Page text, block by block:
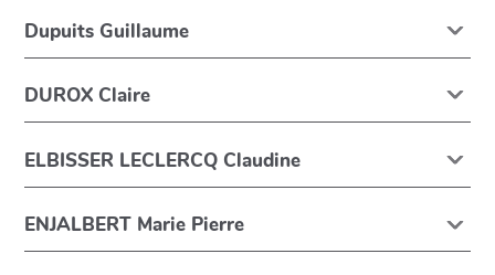
Dupuits Guillaume
DUROX Claire
ELBISSER LECLERCQ Claudine
ENJALBERT Marie Pierre